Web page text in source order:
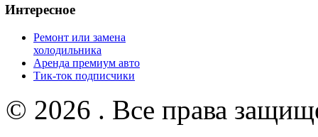
Интересное
Ремонт или замена
холодильника
Аренда премиум авто
Тик-ток подписчики
© 2026 . Все права